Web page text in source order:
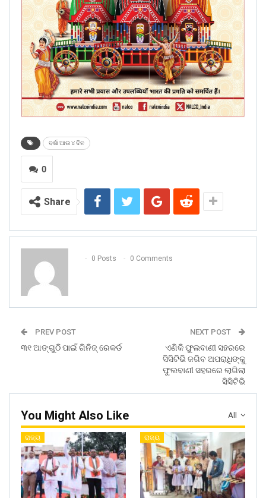
ବର୍ଷା ଆଉ ୪ ଦିନ
0
Share
0 Posts 0 Comments
PREV POST
୩୧ ଆଙ୍ଗୁଠି ପାଇଁ ଗିନିଜ୍‌ ରେକର୍ଡ
NEXT POST
ଏଣିକି ଫୁଲବାଣୀ ସହରରେ
ସିସିଟିଭି ଜଗିବ ଅପରାଧିଙ୍କୁ
ଫୁଲବାଣୀ ସହରରେ ଲାଗିଲା
ସିସିଟିଭି
All
You Might Also Like
ରାଜ୍ୟ ରାଜ୍ୟ